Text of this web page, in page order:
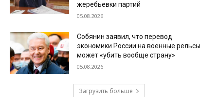
жеребьевки партий
05.08.2026
Собянин заявил, что перевод
экономики России на военные рельсы
может «убить вообще страну»
05.08.2026
Загрузить больше